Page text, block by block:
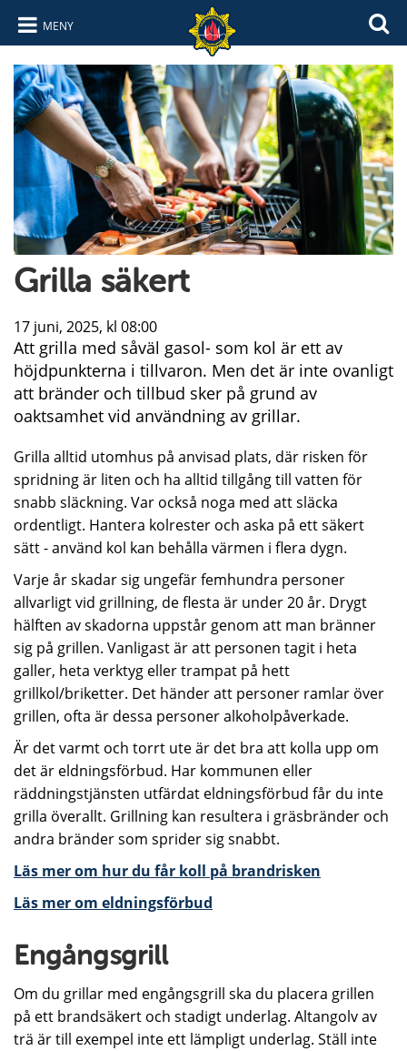
MENY
Hoppa till innehåll
Hoppa till navigering
Grilla säkert
17 juni, 2025, kl 08:00
Att grilla med såväl gasol- som kol är ett av
höjdpunkterna i tillvaron. Men det är inte ovanligt
att bränder och tillbud sker på grund av
oaktsamhet vid användning av grillar.
Grilla alltid utomhus på anvisad plats, där risken för
spridning är liten och ha alltid tillgång till vatten för
snabb släckning. Var också noga med att släcka
ordentligt. Hantera kolrester och aska på ett säkert
sätt - använd kol kan behålla värmen i flera dygn.
Varje år skadar sig ungefär femhundra personer
allvarligt vid grillning, de flesta är under 20 år. Drygt
hälften av skadorna uppstår genom att man bränner
sig på grillen. Vanligast är att personen tagit i heta
galler, heta verktyg eller trampat på hett
grillkol/briketter. Det händer att personer ramlar över
grillen, ofta är dessa personer alkoholpåverkade.
Är det varmt och torrt ute är det bra att kolla upp om
det är eldningsförbud. Har kommunen eller
räddningstjänsten utfärdat eldningsförbud får du inte
grilla överallt. Grillning kan resultera i gräsbränder och
andra bränder som sprider sig snabbt.
Läs mer om hur du får koll på brandrisken
Läs mer om eldningsförbud
Engångsgrill
Om du grillar med engångsgrill ska du placera grillen
på ett brandsäkert och stadigt underlag. Altangolv av
trä är till exempel inte ett lämpligt underlag. Ställ inte